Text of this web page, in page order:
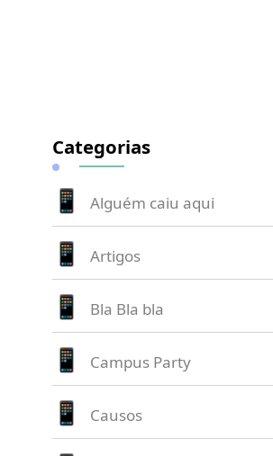
Categorias
Alguém caiu aqui
Artigos
Bla Bla bla
Campus Party
Causos